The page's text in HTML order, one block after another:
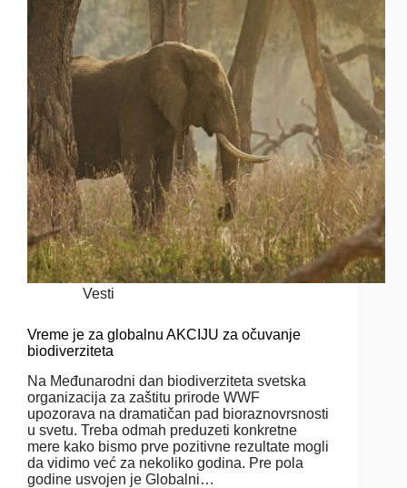
Vesti
Vreme je za globalnu AKCIJU za očuvanje
biodiverziteta
Na Međunarodni dan biodiverziteta svetska
organizacija za zaštitu prirode WWF
upozorava na dramatičan pad bioraznovrsnosti
u svetu. Treba odmah preduzeti konkretne
mere kako bismo prve pozitivne rezultate mogli
da vidimo već za nekoliko godina. Pre pola
godine usvojen je Globalni…